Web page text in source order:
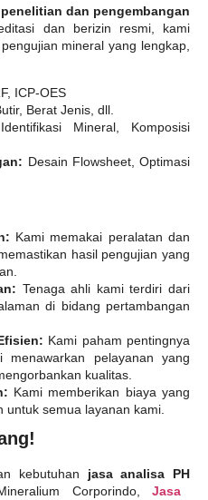
penelitian dan pengembangan
dan berizin resmi, kami
mineral yang lengkap,
ICP-OES
Berat Jenis, dll.
Mineral, Komposisi
Desain Flowsheet, Optimasi
Kami memakai peralatan dan
hasil pengujian yang
Tenaga ahli kami terdiri dari
di bidang pertambangan
Kami paham pentingnya
pelayanan yang
kualitas.
Kami memberikan biaya yang
semua layanan kami.
kebutuhan jasa analisa PH
Corporindo,Jasa